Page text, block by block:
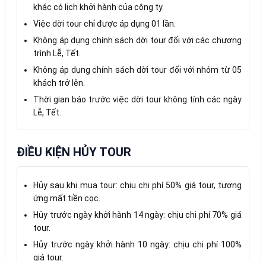
khác có lịch khởi hành của công ty.
Việc dời tour chỉ được áp dụng 01 lần.
Không áp dụng chính sách dời tour đối với các chương
trình Lễ, Tết.
Không áp dụng chính sách dời tour đối với nhóm từ 05
khách trở lên.
Thời gian báo trước việc dời tour không tính các ngày
Lễ, Tết.
ĐIỀU KIỆN HỦY TOUR
Hủy sau khi mua tour: chịu chi phí 50% giá tour, tương
ứng mất tiền cọc.
Hủy trước ngày khởi hành 14 ngày: chịu chi phí 70% giá
tour.
Hủy trước ngày khởi hành 10 ngày: chịu chi phí 100%
giá tour.